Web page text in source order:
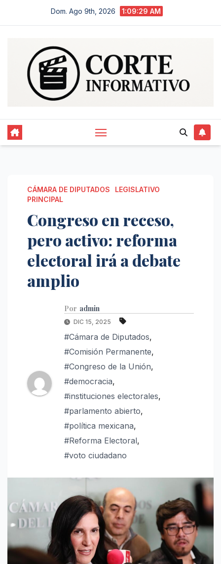
Dom. Ago 9th, 2026 1:09:30 AM
CÁMARA DE DIPUTADOS
LEGISLATIVO
PRINCIPAL
Congreso en receso,
pero activo: reforma
electoral irá a debate
amplio
Por admin
DIC 15, 2025
#Cámara de Diputados,
#Comisión Permanente,
#Congreso de la Unión,
#democracia,
#instituciones electorales,
#parlamento abierto,
#política mexicana,
#Reforma Electoral,
#voto ciudadano